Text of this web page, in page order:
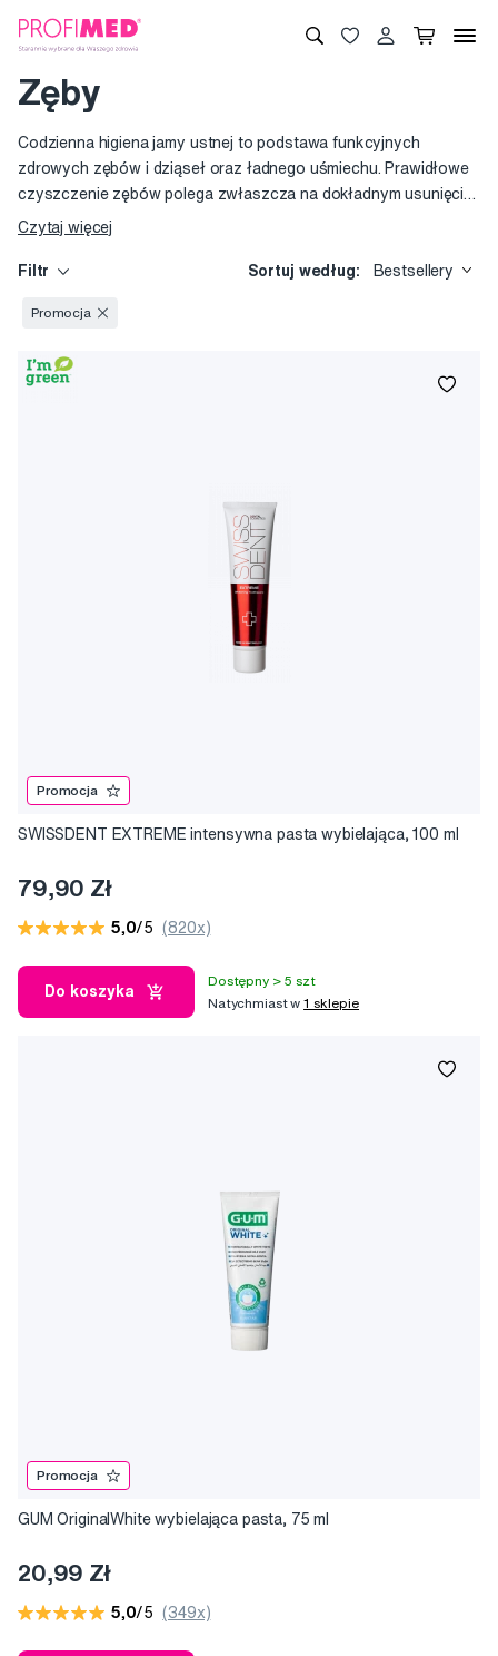
Zęby
Codzienna higiena jamy ustnej to podstawa funkcyjnych
zdrowych zębów i dziąseł oraz ładnego uśmiechu. Prawidłowe
czyszczenie zębów polega zwłaszcza na dokładnym usunięciu
płytki nazębnej i to również w przestrzeniach międzyzębowych.
żeby pielęgnacja jamy ustnej była jak najskuteczniejsza i
Czytaj więcej
Filtr Sortuj według: Bestsellery
Promocja
Promocja
SWISSDENT EXTREME intensywna pasta wybielająca, 100 ml
79,90 Zł
5,0/5 (820x)
Do koszyka
Dostępny > 5 szt
Natychmiast w1 sklepie
Promocja
GUM OriginalWhite wybielająca pasta, 75 ml
20,99 Zł
5,0/5 (349x)